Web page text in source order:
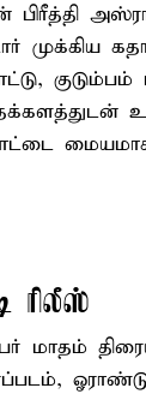
பிரீத்தி
முக்கிய
குடும்பம்
ரிலீஸ்
மாதம்